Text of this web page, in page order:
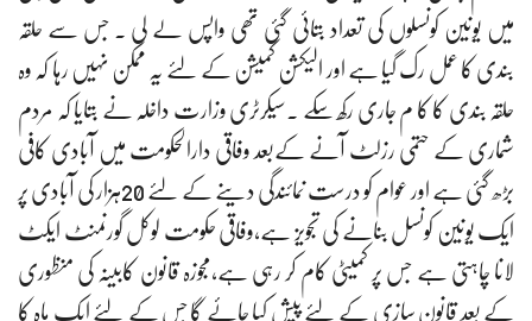
میں یونین کونسلوں کی تعداد بتائی گئی تھی واپس لے لی ۔ جس سے حلقہ
بندی کا عمل رک گیا ہے اور الیکشن کمیشن کے لئے یہ ممکن نہیں رہا کہ وہ
حلقہ بندی کا کا م جاری رکھ سکے ۔سیکرٹری وزارت داخلہ نے بتایا کہ مردم
شماری کے حتمی رزلٹ آنے کےبعد وفاقی دارالحکومت میں آبادی کافی
بڑھ گئی ہے اور عوام کو درست نمائندگی دینے کے لئے 20ہزار کی آبادی پر
ایک یونین کونسل بنانے کی تجویز ہے،وفاقی حکومت لوکل گورنمنٹ ایکٹ
لانا چاہتی ہے جس پر کمیٹی کام کر رہی ہے،مجوزہ قانون کابینہ کی منظوری
کے بعد قانون سازی کے لئے پیش کیا جائے گا جس کے لئے ایک ماہ کا